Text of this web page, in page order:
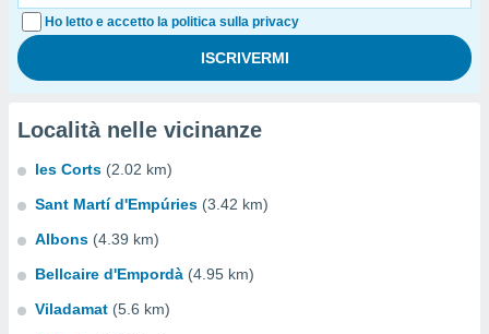
Ho letto e accetto la politica sulla privacy
Località nelle vicinanze
les Corts (2.02 km)
Sant Martí d'Empúries (3.42 km)
Albons (4.39 km)
Bellcaire d'Empordà (4.95 km)
Viladamat (5.6 km)